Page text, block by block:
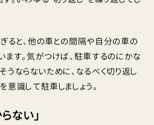
ると、他の車との間隔や自分の車の
ます。気がつけば、駐車するのにかな
ならないために、なるべく切り返し
識して駐車しましょう。
ない」